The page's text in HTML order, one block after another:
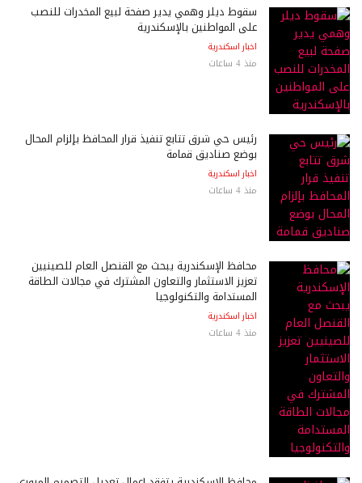
سقوط ديلر وهمي يدير صفحة لبيع المخدرات للنصب
على المواطنين بالإسكندرية
اخبار اسكندرية
منذ 4 ساعات
رئيس حي شرق تتابع تنفيذ قرار المحافظ بإلزام المحال
بوضع صناديق قمامة
اخبار اسكندرية
منذ 4 ساعات
محافظ الإسكندرية يبحث مع القنصل العام للصينيين
تعزيز الاستثمار والتعاون المشترك في مجالات الطاقة
المستدامة والتكنولوجيا
اخبار اسكندرية
منذ 4 ساعات